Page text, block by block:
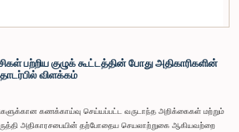
பற்றிய குழுக் கூட்டத்தின் போது அதிகாரிகளின்
விளக்கம்
கணக்காய்வு செய்யப்பட்ட வருடாந்த அறிக்கைகள் மற்றும்
அதிகாரசபையின் தற்போதைய செயலாற்றுகை ஆகியவற்றை